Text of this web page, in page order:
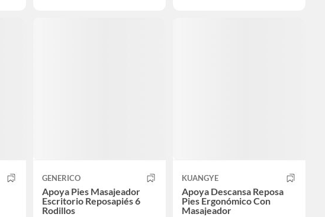
GENERICO
Apoya Pies Masajeador
Escritorio Reposapiés 6
Rodillos
KUANGYE
Apoya Descansa Reposa
Pies Ergonómico Con
Masajeador